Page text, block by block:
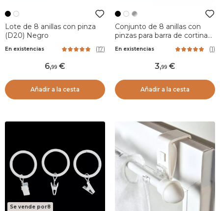
Lote de 8 anillas con pinza
(D20) Negro
En existencias (17)
6,99
Añadir a la cesta
Conjunto de 8 anillas con
pinzas para barra de cortina
En existencias (1)
3,99
Añadir a la cesta
Se vende por8